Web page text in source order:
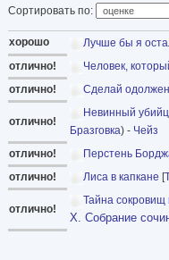
Сортировать по:
хорошо Лучше бы я
отлично!
Человек,
отлично!
Сделай
отлично!
Невинный
Бразговка) - Чейз
отлично!
Перстень
отлично!
Лиса в капкане [
отлично!
Тайна сокровищ
Х. Собрание